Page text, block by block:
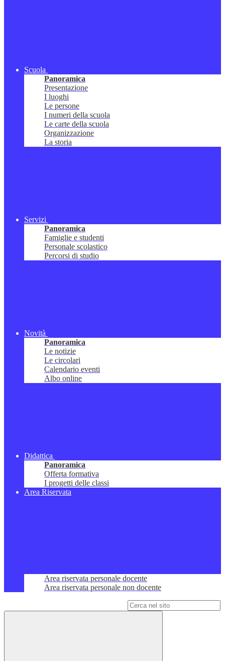
Scuola
Panoramica
Presentazione
I luoghi
Le persone
I numeri della scuola
Le carte della scuola
Organizzazione
La storia
Servizi
Panoramica
Famiglie e studenti
Personale scolastico
Percorsi di studio
Novità
Panoramica
Le notizie
Le circolari
Calendario eventi
Albo online
Didattica
Panoramica
Offerta formativa
I progetti delle classi
Area Riservata
Area riservata personale docente
Area riservata personale non docente